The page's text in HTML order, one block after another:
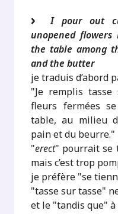
I pour out
unopened
the table among
and the butter
je traduis d’abord
"Je remplis
fleurs fermées
table, au milieu
pain et du beurre."
"erect" pourrait se
mais c’est trop
je préfère "se
"tasse sur tasse"
et le "tandis que"